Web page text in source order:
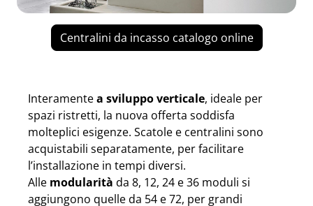
Centralini da incasso catalogo online
Interamentea sviluppo verticale, ideale per
spazi ristretti, la nuova offerta soddisfa
molteplici esigenze. Scatole e centralini sono
acquistabili separatamente, per facilitare
l’installazione in tempi diversi.
Alle modularità da 8, 12, 24 e 36 moduli si
aggiungono quelle da 54 e 72, per grandi